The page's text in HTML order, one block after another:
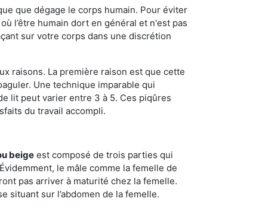
que dégage le corps humain. Pour éviter
l’être humain dort en général et n'est pas
sur votre corps dans une discrétion
raisons. La première raison est que cette
Une technique imparable qui
lit peut varier entre 3 à 5. Ces piqûres
du travail accompli.
beige est composé de trois parties qui
le mâle comme la femelle de
pas arriver à maturité chez la femelle.
situant sur l’abdomen de la femelle.